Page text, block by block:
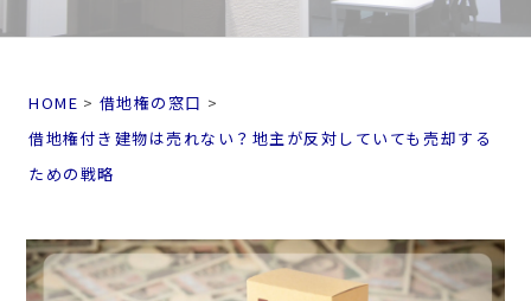
HOME
借地権の窓口
借地権付き建物は売れない？地主が反対していても売却する
ための戦略